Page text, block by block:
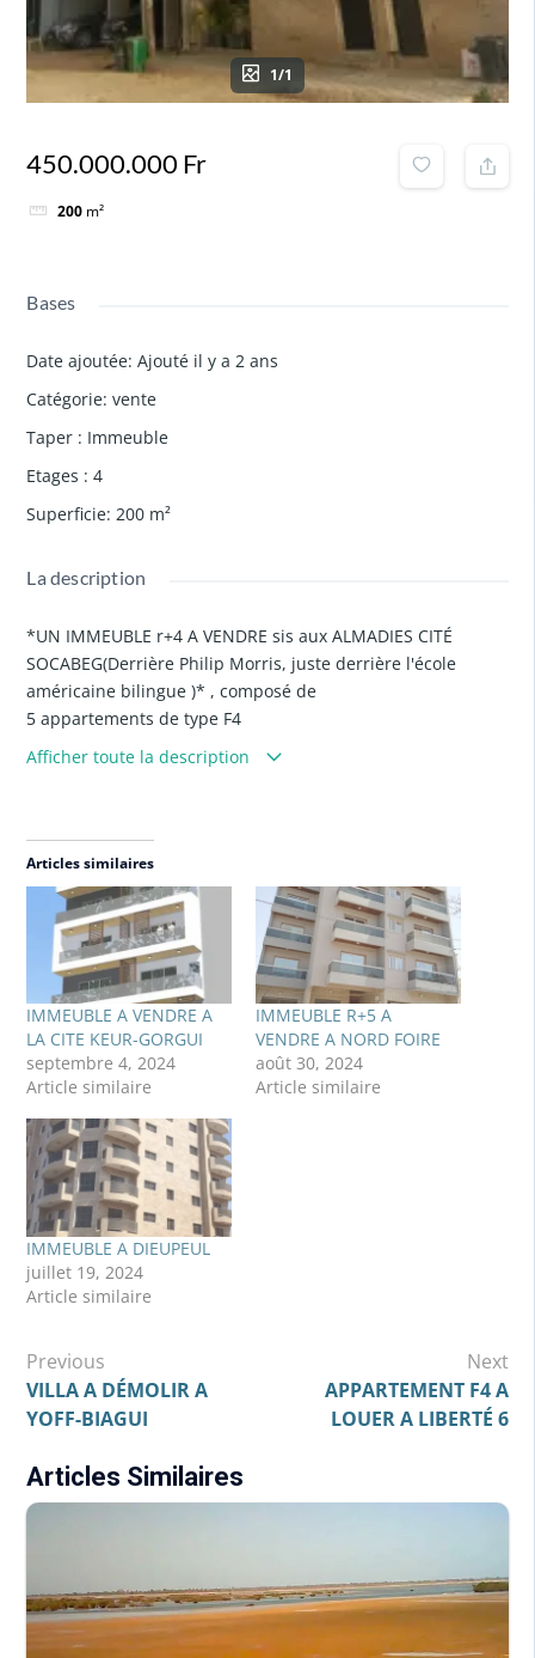
1/1
450.000.000 Fr
200 m²
Bases
Date ajoutée: Ajouté il y a 2 ans
Catégorie: vente
Taper : Immeuble
Etages : 4
Superficie: 200 m²
La description
*UN IMMEUBLE r+4 A VENDRE sis aux ALMADIES CITÉ
SOCABEG(Derrière Philip Morris, juste derrière l'école
américaine bilingue )* , composé de
5 appartements de type F4
*COMMODITÉS*: surpresseur d'eau pour chaque
appartement et des placards ,sécurité et accessoires...
*APPORT LOCATIFS: 2.250.000XOF* (déjà occupé par des
clients solvable)
*PRIX DE VENTE : 450millions a débattre
Nom(obligatoire)
E-mail(obligatoire)
Site web
Message
Afficher toute la description
Articles similaires
IMMEUBLE A VENDRE A
LA CITE KEUR-GORGUI
septembre 4, 2024
Article similaire
IMMEUBLE R+5 A
VENDRE A NORD FOIRE
août 30, 2024
Article similaire
IMMEUBLE A DIEUPEUL
juillet 19, 2024
Article similaire
Navigation
de
l’article
Previous
VILLA A DÉMOLIR A
YOFF-BIAGUI
Next
APPARTEMENT F4 A
LOUER A LIBERTÉ 6
Articles Similaires